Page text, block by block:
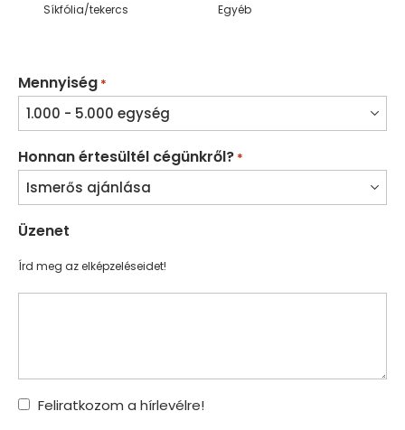
Síkfólia/tekercs Egyéb
Mennyiség *
Honnan értesültél cégünkről? *
Üzenet
Írd meg az elképzeléseidet!
Feliratkozom a hírlevélre!